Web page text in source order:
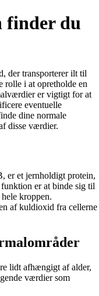
finder du
der transporterer ilt til
rolle i at opretholde en
er vigtigt for at
eventuelle
dine normale
​​disse værdier.
er et jernholdigt protein,
er at binde sig til
kroppen.
af ​​kuldioxid fra cellerne
lidt afhængigt af alder,
værdier som